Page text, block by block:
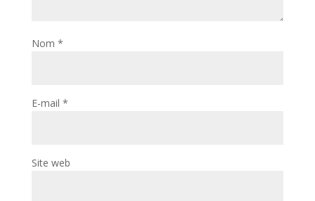
Nom *
E-mail *
Site web